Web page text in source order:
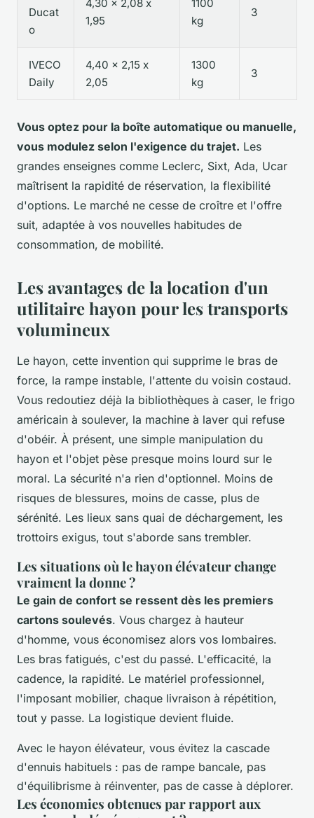
Ducat
o
4,30 x 2,08 x
1,95
1100
kg
3
IVECO
Daily
4,40 x 2,15 x
2,05
1300
kg
3
Vous optez pour la boîte automatique ou manuelle,
vous modulez selon l'exigence du trajet. Les
grandes enseignes comme Leclerc, Sixt, Ada, Ucar
maîtrisent la rapidité de réservation, la flexibilité
d'options. Le marché ne cesse de croître et l'offre
suit, adaptée à vos nouvelles habitudes de
consommation, de mobilité.
Les avantages de la location d'un
utilitaire hayon pour les transports
volumineux
Le hayon, cette invention qui supprime le bras de
force, la rampe instable, l'attente du voisin costaud.
Vous redoutiez déjà la bibliothèques à caser, le frigo
américain à soulever, la machine à laver qui refuse
d'obéir. À présent, une simple manipulation du
hayon et l'objet pèse presque moins lourd sur le
moral. La sécurité n'a rien d'optionnel. Moins de
risques de blessures, moins de casse, plus de
sérénité. Les lieux sans quai de déchargement, les
trottoirs exigus, tout s'aborde sans trembler.
Les situations où le hayon élévateur change
vraiment la donne ?
Le gain de confort se ressent dès les premiers
cartons soulevés. Vous chargez à hauteur
d'homme, vous économisez alors vos lombaires.
Les bras fatigués, c'est du passé. L'efficacité, la
cadence, la rapidité. Le matériel professionnel,
l'imposant mobilier, chaque livraison à répétition,
tout y passe. La logistique devient fluide.
Avec le hayon élévateur, vous évitez la cascade
d'ennuis habituels : pas de rampe bancale, pas
d'équilibrisme à réinventer, pas de casse à déplorer.
Les économies obtenues par rapport aux